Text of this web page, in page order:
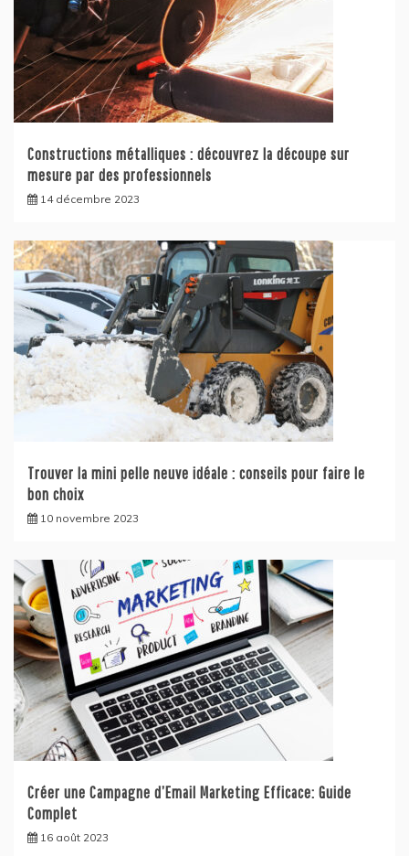
Constructions métalliques : découvrez la découpe sur
mesure par des professionnels
14 décembre 2023
Trouver la mini pelle neuve idéale : conseils pour faire le
bon choix
10 novembre 2023
Créer une Campagne d’Email Marketing Efficace: Guide
Complet
16 août 2023